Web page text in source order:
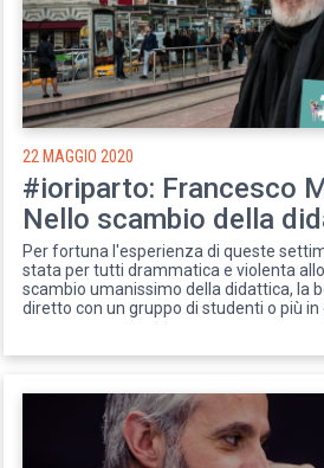
22 MAGGIO 2020
#ioriparto: Francesco
Nello scambio della
Per fortuna l'esperienza di queste
stata per tutti drammatica e violenta
scambio umanissimo della didattica, la
diretto con un gruppo di studenti o più